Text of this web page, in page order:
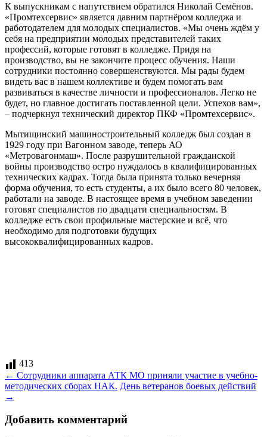
К выпускникам с напутствием обратился Николай Семёнов.
«Промтехсервис» является давним партнёром колледжа и
работодателем для молодых специалистов. «Мы очень ждём у
себя на предприятии молодых представителей таких
профессий, которые готовят в колледже. Придя на
производство, вы не закончите процесс обучения. Наши
сотрудники постоянно совершенствуются. Мы рады будем
видеть вас в нашем коллективе и будем помогать вам
развиваться в качестве личности и профессионалов. Легко не
будет, но главное достигать поставленной цели. Успехов вам»,
– подчеркнул технический директор ПКФ «Промтехсервис».
Мытищинский машиностроительный колледж был создан в
1929 году при Вагонном заводе, теперь АО
«Метровагонмаш». После разрушительной гражданской
войны производство остро нуждалось в квалифицированных
технических кадрах. Тогда была принята только вечерняя
форма обучения, то есть студенты, а их было всего 80 человек,
работали на заводе. В настоящее время в учебном заведении
готовят специалистов по двадцати специальностям. В
колледже есть свои профильные мастерские и всё, что
необходимо для подготовки будущих
высококвалифицированных кадров.
413
Навигация
по
← Сотрудники аппарата АТК МО приняли участие в учебно-
методических сборах НАК. День ветеранов боевых действий
→
Добавить комментарий